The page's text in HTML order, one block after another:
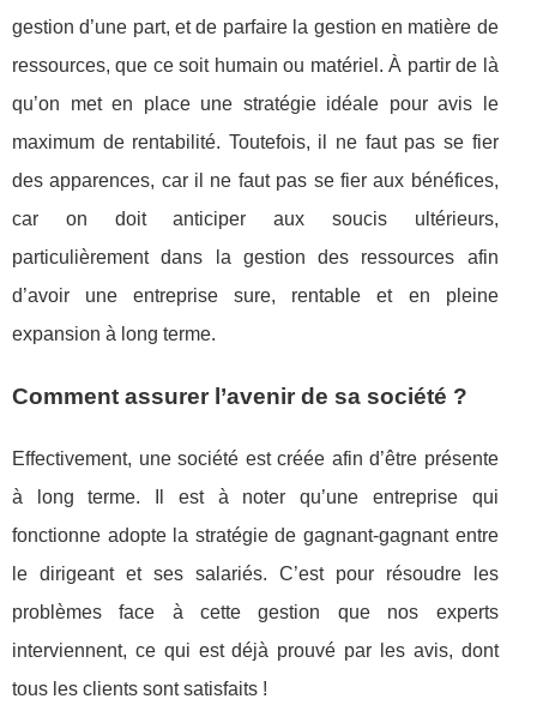
gestion d’une part, et de parfaire la gestion en matière de
ressources, que ce soit humain ou matériel. À partir de là
qu’on met en place une stratégie idéale pour avis le
maximum de rentabilité. Toutefois, il ne faut pas se fier
des apparences, car il ne faut pas se fier aux bénéfices,
car on doit anticiper aux soucis ultérieurs,
particulièrement dans la gestion des ressources afin
d’avoir une entreprise sure, rentable et en pleine
expansion à long terme.
Comment assurer l’avenir de sa société ?
Effectivement, une société est créée afin d’être présente
à long terme. Il est à noter qu’une entreprise qui
fonctionne adopte la stratégie de gagnant-gagnant entre
le dirigeant et ses salariés. C’est pour résoudre les
problèmes face à cette gestion que nos experts
interviennent, ce qui est déjà prouvé par les avis, dont
tous les clients sont satisfaits !